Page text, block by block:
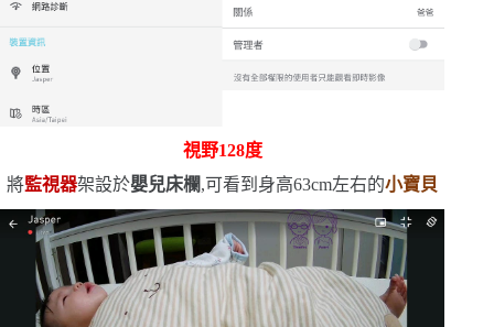
視野128度
將監視器架設於嬰兒床欄,可看到身高63cm左右的小寶貝